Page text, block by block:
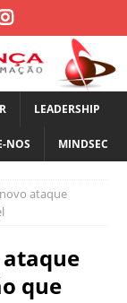
LEADERSHIP
NOS MINDSEC
ataque
ataque
que